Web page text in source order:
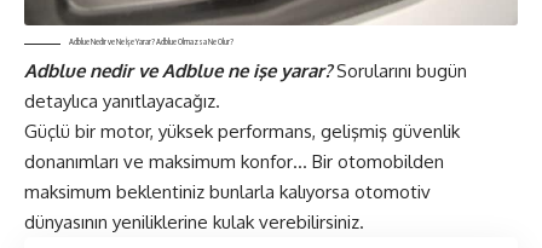
Adblue Nedir ve Ne İşe Yarar? Adblue Olmazsa Ne Olur?
Adblue nedir ve Adblue ne işe yarar?Sorularını bugün
detaylıca yanıtlayacağız.
Güçlü bir motor, yüksek performans, gelişmiş güvenlik
donanımları ve maksimum konfor… Bir otomobilden
maksimum beklentiniz bunlarla kalıyorsa otomotiv
dünyasının yeniliklerine kulak verebilirsiniz.